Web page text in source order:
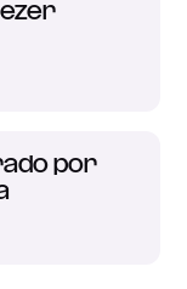
por